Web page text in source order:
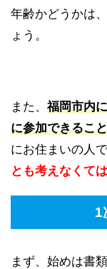
年齢かどうかは
ょう。
また、福岡市内
に参加できるこ
にお住まいの人で
とも考えなくて
1
まず、始めは書